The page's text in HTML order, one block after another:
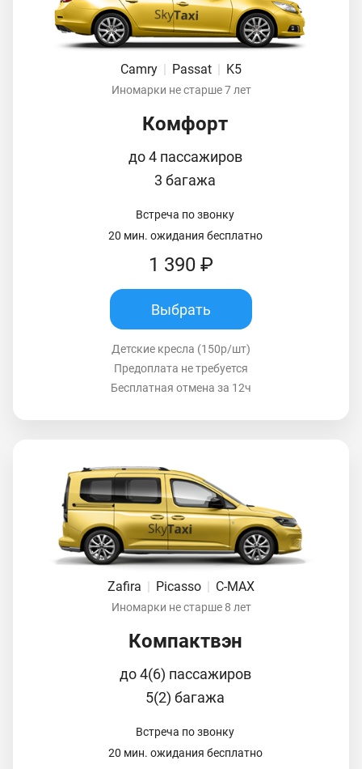
Camry Passat K5
Иномарки не старше 7 лет
Комфорт
до 4 пассажиров
3 багажа
Встреча по звонку
20 мин. ожидания бесплатно
1 390 ₽
Выбрать
Детские кресла (150р/шт)
Предоплата не требуется
Бесплатная отмена за 12ч
Zafira | Picasso | C-MAX
Иномарки не старше 8 лет
Компактвэн
до 4(6) пассажиров
5(2) багажа
Встреча по звонку
20 мин. ожидания бесплатно